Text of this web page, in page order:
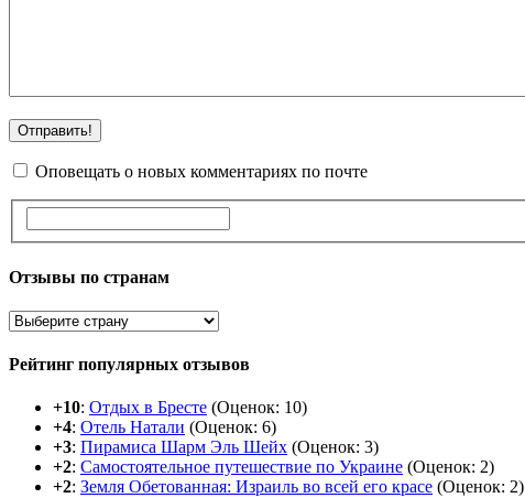
Оповещать о новых комментариях по почте
Отзывы по странам
Рейтинг популярных отзывов
+10: Отдых в Бресте (Оценок: 10)
+4: Отель Натали (Оценок: 6)
+3: Пирамиса Шарм Эль Шейх (Оценок: 3)
+2: Самостоятельное путешествие по Украине (Оценок: 2)
+2: Земля Обетованная: Израиль во всей его красе (Оценок: 2)